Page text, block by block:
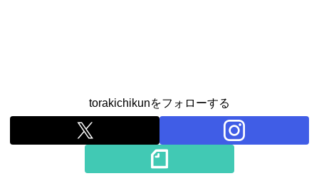
torakichikunをフォローする